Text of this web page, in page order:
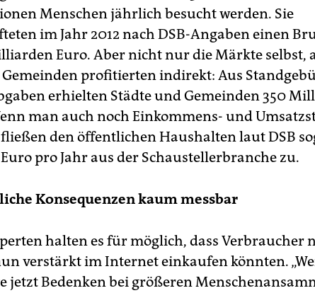
Menschen jährlich besucht werden. Sie
im Jahr 2012 nach DSB-Angaben einen
Euro. Aber nicht nur die Märkte selbst,
Gemeinden profitierten indirekt: Aus
erhielten Städte und Gemeinden 350
man auch noch Einkommens- und
den öffentlichen Haushalten laut DSB
pro Jahr aus der Schaustellerbranche zu.
Konsequenzen kaum messbar
halten es für möglich, dass Verbraucher
verstärkt im Internet einkaufen könnten.
jetzt Bedenken bei größeren